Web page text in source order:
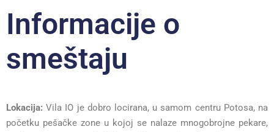
Informacije o
smeštaju
Lokacija: Vila IO je dobro locirana, u samom centru Potosa, na
početku pešačke zone u kojoj se nalaze mnogobrojne pekare,